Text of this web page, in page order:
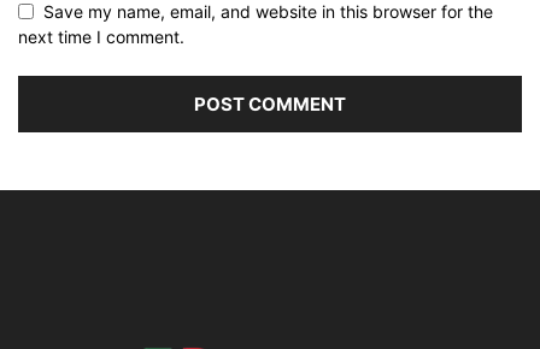
Save my name, email, and website in this browser for the
next time I comment.